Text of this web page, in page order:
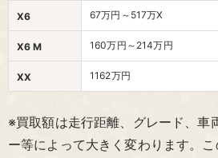
X6 67万円～517万X
X6 M 160万円～214万円
XX 1162万円
※買取額は走行距離、グレード、車
ー等によって大きく変わります。